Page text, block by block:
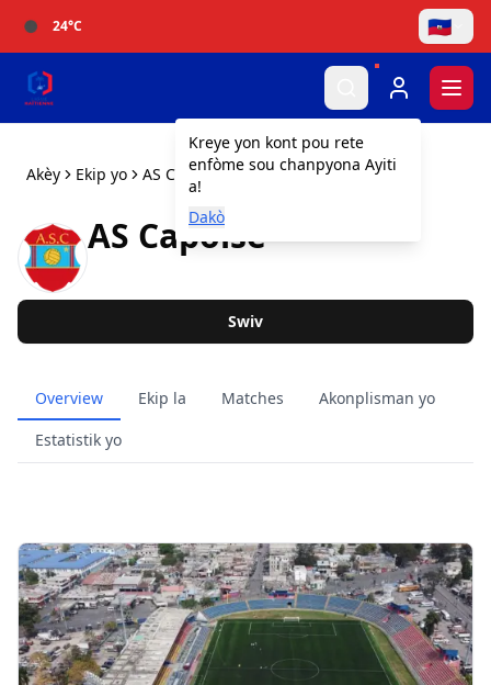
24°C 🇭🇹
Kreye yon kont pou rete
enfòme sou chanpyona Ayiti
a!
Dakò
Akèy Ekip yo AS Capoise
AS Capoise
Swiv
Overview Ekip la Matches
Akonplisman yo
Estatistik yo